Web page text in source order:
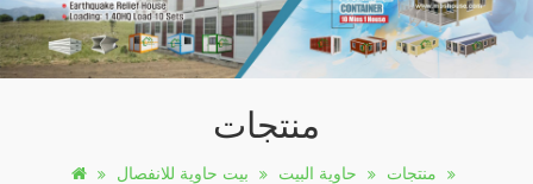
منتجات
منتجات حاوية البيت بيت حاوية للانفصال